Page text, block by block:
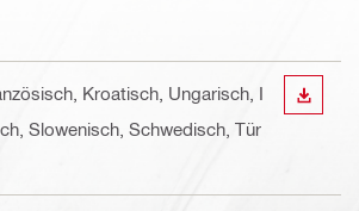
Kroatisch, Ungarisch, I
Slowenisch, Schwedisch, Tür